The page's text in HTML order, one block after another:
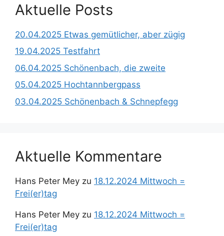
Aktuelle Posts
20.04.2025 Etwas gemütlicher, aber zügig
19.04.2025 Testfahrt
06.04.2025 Schönenbach, die zweite
05.04.2025 Hochtannbergpass
03.04.2025 Schönenbach & Schnepfegg
Aktuelle Kommentare
Hans Peter Mey zu 18.12.2024 Mittwoch =
Frei(er)tag
Hans Peter Mey zu 18.12.2024 Mittwoch =
Frei(er)tag